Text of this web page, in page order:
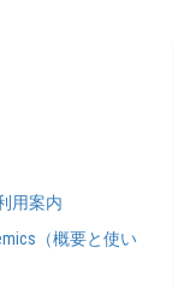
用案内
（概要と使い